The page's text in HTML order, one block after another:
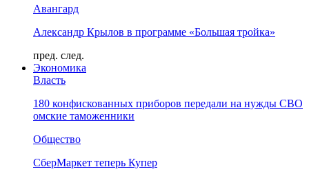
Авангард
Александр Крылов в программе «Большая тройка»
пред. след.
Экономика
Власть
180 конфискованных приборов передали на нужды СВО
омские таможенники
Общество
СберМаркет теперь Купер